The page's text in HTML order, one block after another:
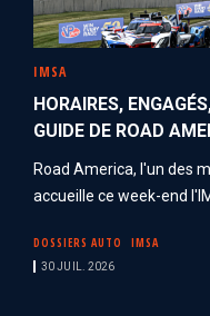
IMSA
HORAIRES,
GUIDE DE ROAD
Road America, l'un des
accueille ce week-end
DOSSIERS AUTO IMSA
30 JUIL. 2026